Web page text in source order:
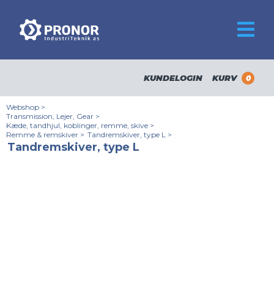
KUNDELOGIN KURV 0
Webshop >
Transmission, Lejer, Gear >
Kæde, tandhjul, koblinger, remme, skive >
Remme & remskiver > Tandremskiver, type L >
Tandremskiver, type L